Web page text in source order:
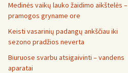
Medinės vaikų lauko žaidimo aikštelės –
pramogos gryname ore
Keisti vasarinių padangų ankščiau iki
sezono pradžios neverta
Biuruose svarbu atsigaivinti – vandens
aparatai